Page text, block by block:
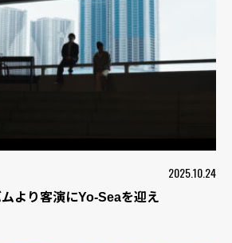
2025.10.24
より客演にYo-Seaを迎え